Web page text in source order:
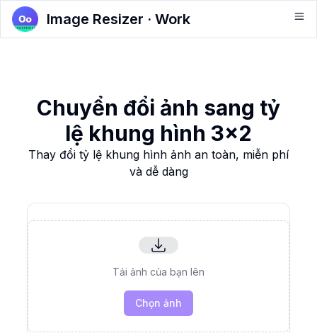
Image Resizer · Work
Chuyển đổi ảnh sang tỷ
lệ khung hình 3x2
Thay đổi tỷ lệ khung hình ảnh an toàn, miễn phí
và dễ dàng
Tải ảnh của bạn lên
Chọn ảnh